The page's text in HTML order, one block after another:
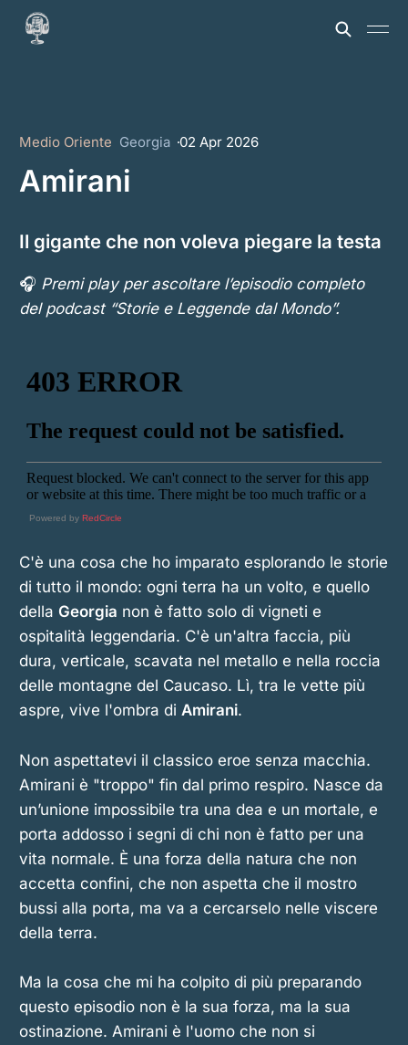
Medio Oriente Georgia 02 Apr 2026
Amirani
Il gigante che non voleva piegare la testa
🎧 Premi play per ascoltare l’episodio completo
del podcast “Storie e Leggende dal Mondo”.
Powered by RedCircle
C'è una cosa che ho imparato esplorando le storie
di tutto il mondo: ogni terra ha un volto, e quello
della Georgia non è fatto solo di vigneti e
ospitalità leggendaria. C'è un'altra faccia, più
dura, verticale, scavata nel metallo e nella roccia
delle montagne del Caucaso. Lì, tra le vette più
aspre, vive l'ombra di Amirani.
Non aspettatevi il classico eroe senza macchia.
Amirani è "troppo" fin dal primo respiro. Nasce da
un’unione impossibile tra una dea e un mortale, e
porta addosso i segni di chi non è fatto per una
vita normale. È una forza della natura che non
accetta confini, che non aspetta che il mostro
bussi alla porta, ma va a cercarselo nelle viscere
della terra.
Ma la cosa che mi ha colpito di più preparando
questo episodio non è la sua forza, ma la sua
ostinazione. Amirani è l'uomo che non si